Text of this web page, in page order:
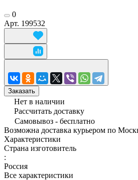
0
Арт. 199532
Заказать
Нет в наличии
Рассчитать доставку
Самовывоз - бесплатно
Возможна доставка курьером по
Характеристики
Страна изготовитель
:
Россия
Все характеристики